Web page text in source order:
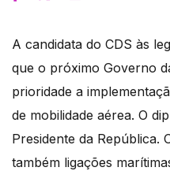
A candidata do CDS às
que o próximo Governo
prioridade a
de mobilidade aérea. O
Presidente da República.
também ligações